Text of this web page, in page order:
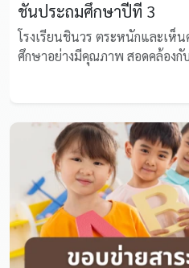
ชั้นประถมศึกษาปีที่ 3
โรงเรียนชินวร ตระหนักและเห็
ศึกษาอย่างมีคุณภาพ สอดคล้องกั